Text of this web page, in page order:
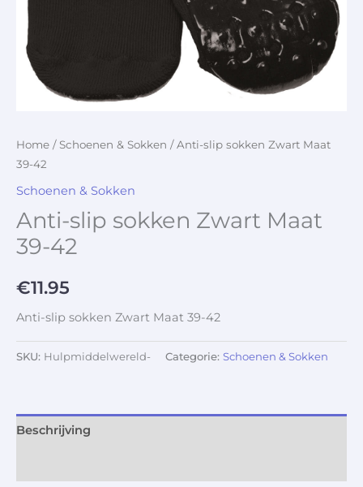
Home / Schoenen & Sokken / Anti-slip sokken Zwart Maat
39-42
Schoenen & Sokken
Anti-slip sokken Zwart Maat
39-42
€11.95
Anti-slip sokken Zwart Maat 39-42
SKU: Hulpmiddelwereld- Categorie: Schoenen & Sokken
Beschrijving